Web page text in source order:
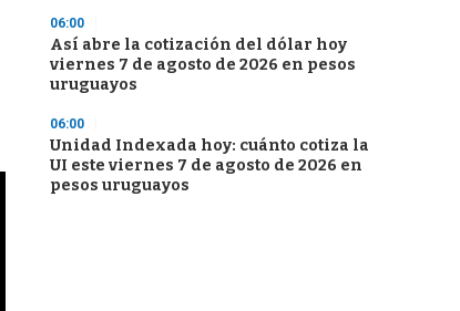
06:00
Así abre la cotización del dólar hoy
viernes 7 de agosto de 2026 en pesos
uruguayos
06:00
Unidad Indexada hoy: cuánto cotiza la
UI este viernes 7 de agosto de 2026 en
pesos uruguayos